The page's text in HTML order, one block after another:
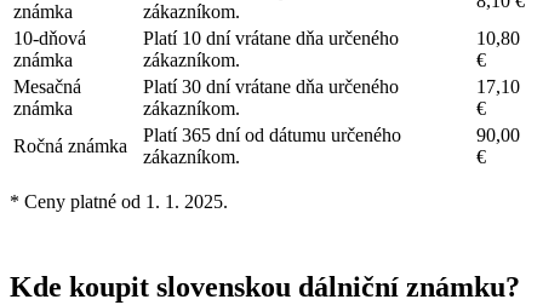
známka
zákazníkom.
10-dňová
známka
Platí 10 dní vrátane dňa určeného
zákazníkom.
10,80
€
Mesačná
známka
Platí 30 dní vrátane dňa určeného
zákazníkom.
17,10
€
Ročná známka
Platí 365 dní od dátumu určeného
zákazníkom.
90,00
€
* Ceny platné od 1. 1. 2025.
Kde koupit slovenskou dálniční známku?